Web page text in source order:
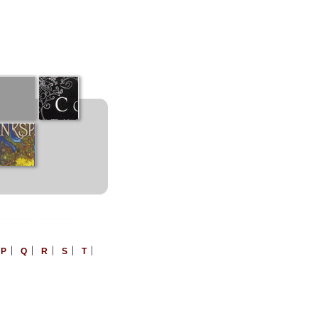
P ︱ Q ︱ R ︱ S ︱ T︱